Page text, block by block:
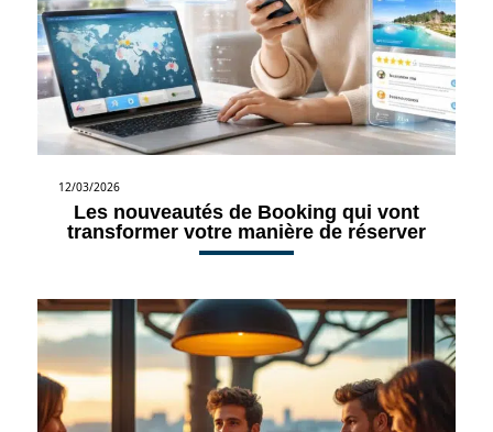
12/03/2026
Les nouveautés de Booking qui vont
transformer votre manière de réserver